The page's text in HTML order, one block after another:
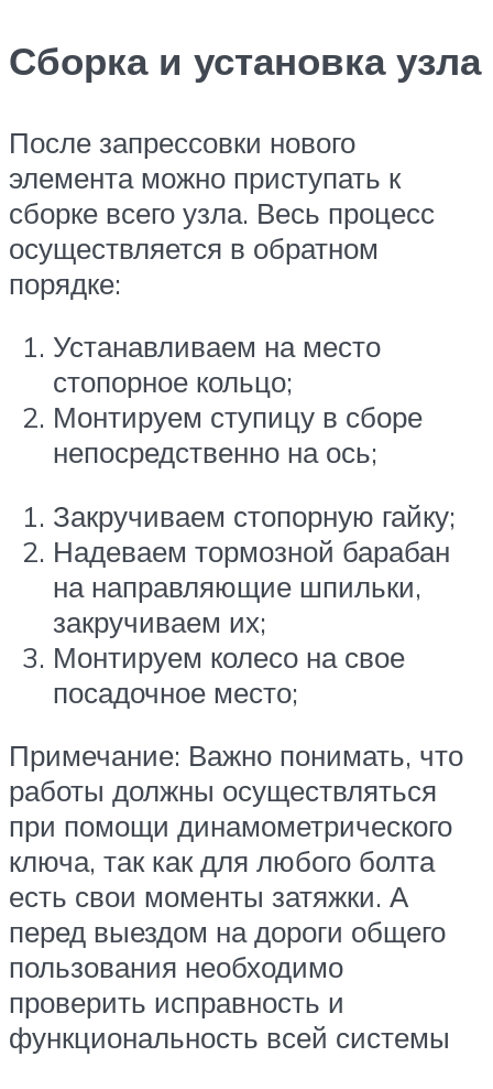
Сборка и установка узла
После запрессовки нового
элемента можно приступать к
сборке всего узла. Весь процесс
осуществляется в обратном
порядке:
Устанавливаем на место
стопорное кольцо;
Монтируем ступицу в сборе
непосредственно на ось;
Закручиваем стопорную гайку;
Надеваем тормозной барабан
на направляющие шпильки,
закручиваем их;
Монтируем колесо на свое
посадочное место;
Примечание: Важно понимать, что
работы должны осуществляться
при помощи динамометрического
ключа, так как для любого болта
есть свои моменты затяжки. А
перед выездом на дороги общего
пользования необходимо
проверить исправность и
функциональность всей системы